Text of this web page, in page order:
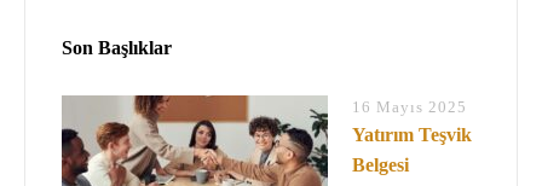
Son Başlıklar
16 Mayıs 2025
Yatırım Teşvik
Belgesi